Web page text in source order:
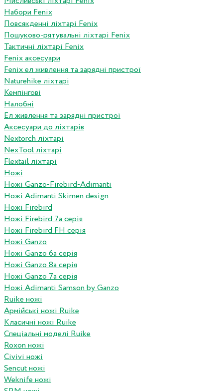
Набори Fenix
Повсякденні ліхтарі Fenix
Пошуково-рятувальні ліхтарі Fenix
Тактичні ліхтарі Fenix
Fenix аксесуари
Fenix ел живлення та зарядні пристрої
Naturehike ліхтарі
Кемпінгові
Налобні
Ел живлення та зарядні пристрої
Аксесуари до ліхтарів
Nextorch ліхтарі
NexTool ліхтарі
Flextail ліхтарі
Ножі
Ножі Ganzo-Firebird-Adimanti
Ножі Adimanti Skimen design
Ножі Firebird
Ножі Firebird 7а серія
Ножі Firebird FH серія
Ножі Ganzo
Ножі Ganzo 6а серія
Ножі Ganzo 8а серія
Ножі Ganzo 7а серія
Ножі Adimanti Samson by Ganzo
Ruike ножі
Армійські ножі Ruike
Класичні ножі Ruike
Спеціальні моделі Ruike
Roxon ножi
Civivi ножі
Sencut ножі
Weknife ножі